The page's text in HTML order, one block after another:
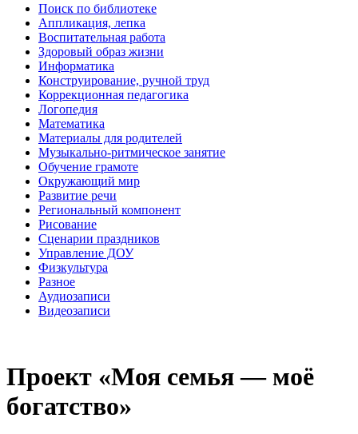
Поиск по библиотеке
Аппликация, лепка
Воспитательная работа
Здоровый образ жизни
Информатика
Конструирование, ручной труд
Коррекционная педагогика
Логопедия
Математика
Материалы для родителей
Музыкально-ритмическое занятие
Обучение грамоте
Окружающий мир
Развитие речи
Региональный компонент
Рисование
Сценарии праздников
Управление ДОУ
Физкультура
Разное
Аудиозаписи
Видеозаписи
Проект «Моя семья — моё
богатство»